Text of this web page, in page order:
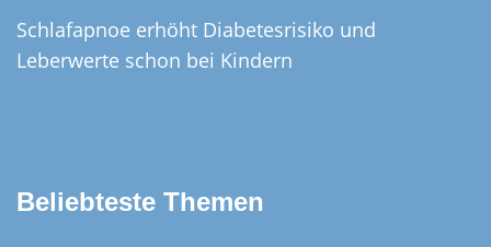
Schlafapnoe erhöht Diabetesrisiko und
Leberwerte schon bei Kindern
Beliebteste Themen